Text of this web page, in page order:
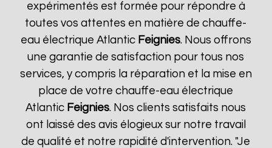
expérimentés est formée pour répondre à
toutes vos attentes en matière de chauffe-
eau électrique Atlantic Feignies. Nous offrons
une garantie de satisfaction pour tous nos
services, y compris la réparation et la mise en
place de votre chauffe-eau électrique
Atlantic Feignies. Nos clients satisfaits nous
ont laissé des avis élogieux sur notre travail
de qualité et notre rapidité d'intervention. "Je